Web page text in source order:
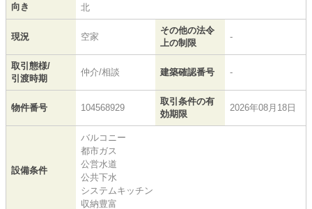
向き 北
現況 空家
その他の法令
上の制限
-
取引態様/
引渡時期
仲介/相談 建築確認番号 -
物件番号 104568929
取引条件の有
効期限
2026年08月18日
設備条件
バルコニー
都市ガス
公営水道
公共下水
システムキッチン
収納豊富